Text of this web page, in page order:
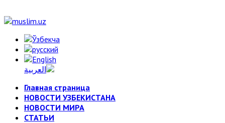
Главная страница
НОВОСТИ УЗБЕКИСТАНА
НОВОСТИ МИРА
СТАТЬИ